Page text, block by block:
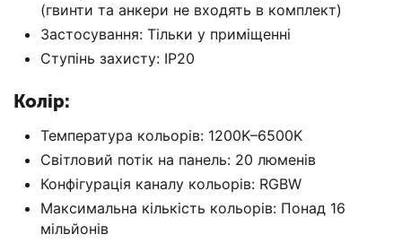
(гвинти та анкери не входять в комплект)
Застосування: Тільки у приміщенні
Ступінь захисту: IP20
Колір:
Температура кольорів: 1200K–6500K
Світловий потік на панель: 20 люменів
Конфігурація каналу кольорів: RGBW
Максимальна кількість кольорів: Понад 16
мільйонів